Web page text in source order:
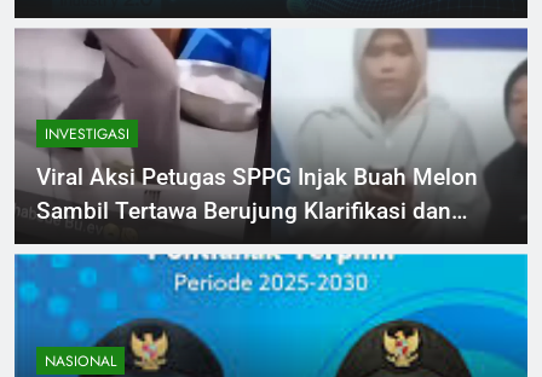
INVESTIGASI
Viral Aksi Petugas SPPG Injak Buah Melon
Sambil Tertawa Berujung Klarifikasi dan
Permintaan Maaf
NASIONAL